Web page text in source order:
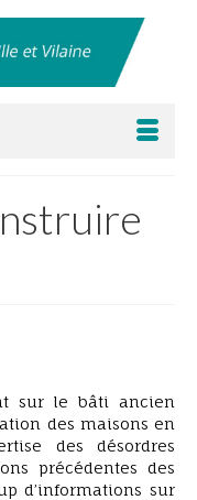
sur le bâti ancien
des maisons en
des désordres
précédentes des
d’informations sur
stabilisé à la
Maetz2